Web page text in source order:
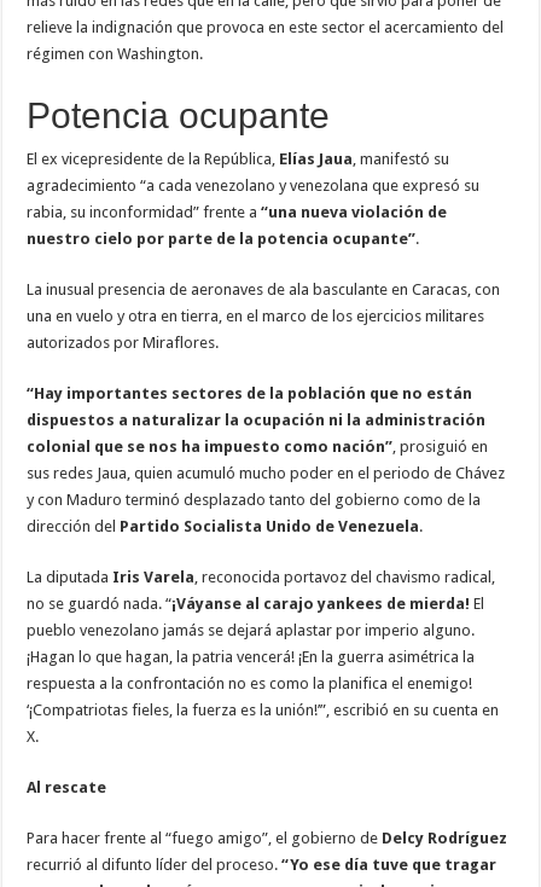
relieve la indignación que provoca en este sector el acercamiento del
régimen con Washington.
Potencia ocupante
El ex vicepresidente de la República, Elías Jaua , manifestó su
agradecimiento “a cada venezolano y venezolana que expresó su
rabia, su inconformidad” frente a“una nueva violación de
nuestro cielo por parte de la potencia ocupante”.
La inusual presencia de aeronaves de ala basculante en Caracas, con
una en vuelo y otra en tierra, en el marco de los ejercicios militares
autorizados por Miraflores.
“Hay importantes sectores de la población que no están
dispuestos a naturalizar la ocupación ni la administración
colonial que se nos ha impuesto como nación” , prosiguió en
sus redes Jaua, quien acumuló mucho poder en el periodo de Chávez
y con Maduro terminó desplazado tanto del gobierno como de la
dirección del Partido Socialista Unido de Venezuela.
La diputada Iris Varela , reconocida portavoz del chavismo radical,
no se guardó nada. “¡Váyanse al carajo yankees de mierda! El
pueblo venezolano jamás se dejará aplastar por imperio alguno.
¡Hagan lo que hagan, la patria vencerá! ¡En la guerra asimétrica la
respuesta a la confrontación no es como la planifica el enemigo!
‘¡Compatriotas fieles, la fuerza es la unión!’”, escribió en su cuenta en
X.
Al rescate
Para hacer frente al “fuego amigo”, el gobierno de Delcy Rodríguez
recurrió al difunto líder del proceso.“Yo ese día tuve que tragar